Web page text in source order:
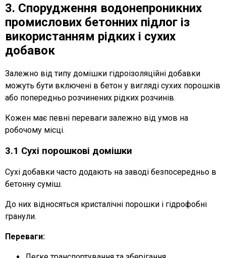
3. Спорудження водонепроникних
промислових бетонних підлог із
використанням рідких і сухих
добавок
Залежно від типу домішки гідроізоляційні добавки
можуть бути включені в бетон у вигляді сухих порошків
або попередньо розчинених рідких розчинів.
Кожен має певні переваги залежно від умов на
робочому місці.
3.1 Сухі порошкові домішки
Сухі добавки часто додають на заводі безпосередньо в
бетонну суміш.
До них відносяться кристалічні порошки і гідрофобні
гранули.
Переваги: